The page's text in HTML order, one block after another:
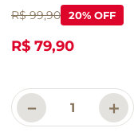
R$ 99,90 20% OFF
R$ 79,90
＋
－